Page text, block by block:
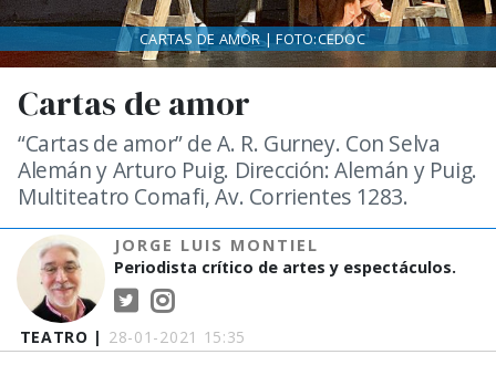
TEATRO | 28-01-2021 15:35
Cartas de amor
“Cartas de amor” de A. R. Gurney. Con Selva
Alemán y Arturo Puig. Dirección: Alemán y Puig.
Multiteatro Comafi, Av. Corrientes 1283.
JORGE LUIS MONTIEL
Periodista crítico de artes y espectáculos.
CARTAS DE AMOR | FOTO:CEDOC